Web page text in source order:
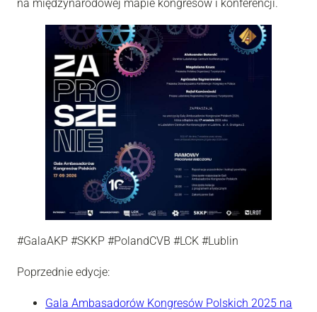
na międzynarodowej mapie kongresów i konferencji.
#GalaAKP #SKKP #PolandCVB #LCK #Lublin
Poprzednie edycje:
Gala Ambasadorów Kongresów Polskich 2025 na